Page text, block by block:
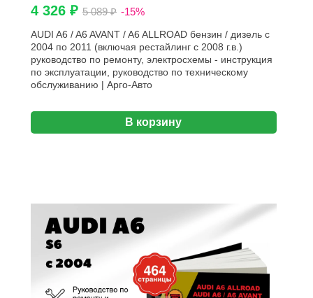
4 326 ₽ 5 089 ₽ -15%
AUDI A6 / A6 AVANT / A6 ALLROAD бензин / дизель с
2004 по 2011 (включая рестайлинг с 2008 г.в.)
руководство по ремонту, электросхемы - инструкция
по эксплуатации, руководство по техническому
обслуживанию | Арго-Авто
В корзину